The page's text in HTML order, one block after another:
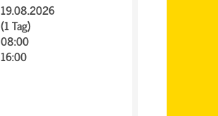
19.08.2026
(1 Tag)
08:00
16:00